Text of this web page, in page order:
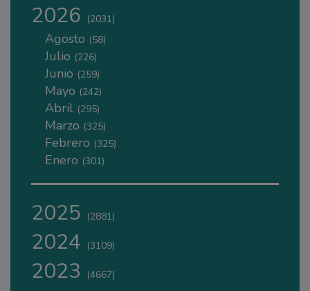
2026 (2031)
Agosto (58)
Julio (226)
Junio (259)
Mayo (242)
Abril (295)
Marzo (325)
Febrero (325)
Enero (301)
2025 (2881)
2024 (3109)
2023 (4667)